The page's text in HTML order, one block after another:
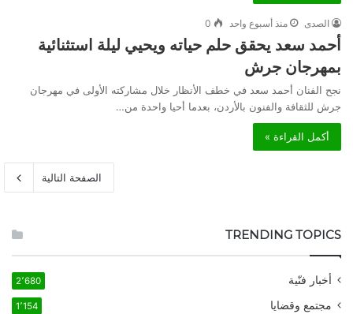
الصدى منذ أسبوع واحد 0
أحمد سعد يحقق حلم حياته ويحيي ليلة استثنائية
بمهرجان جرش
نجح الفنان أحمد سعد في خطف الأنظار خلال مشاركته الأولى في مهرجان
جرش للثقافة والفنون بالأردن، بعدما أحيا واحدة من…
أكمل القراءة »
الصفحة التالية
TRENDING TOPICS
أخبار فنّية 2٬680
مجتمع وقضايا 1٬154